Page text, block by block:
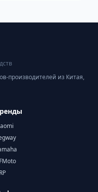
производителей из Китая,